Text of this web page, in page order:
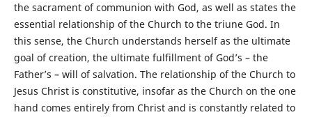
the sacrament of communion with God, as well as states the
essential relationship of the Church to the triune God. In
this sense, the Church understands herself as the ultimate
goal of creation, the ultimate fulfillment of God’s – the
Father’s – will of salvation. The relationship of the Church to
Jesus Christ is constitutive, insofar as the Church on the one
hand comes entirely from Christ and is constantly related to